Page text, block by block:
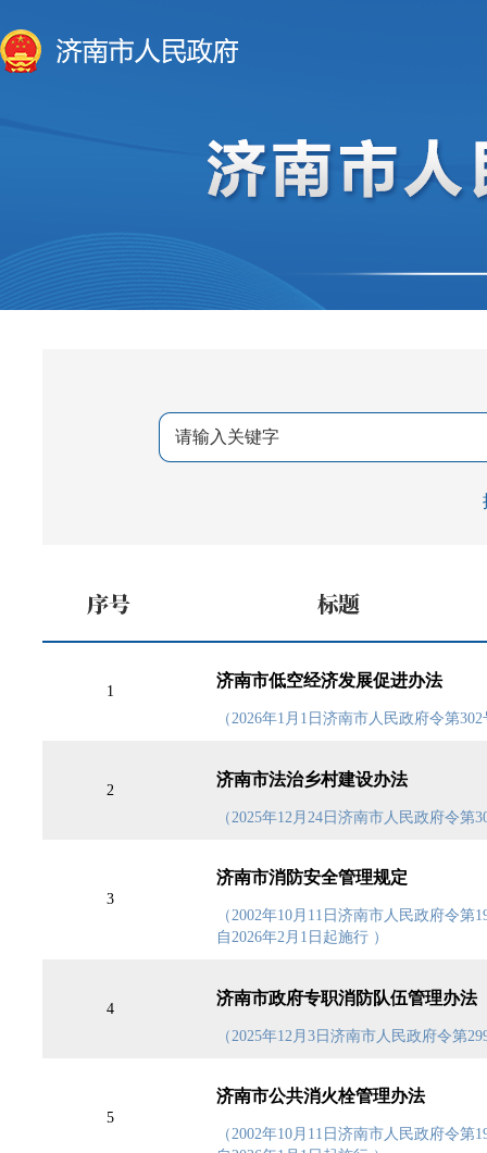
1
济南市低空经济发展促进办法
（2026年1月1日济南市人民政府令第
2
济南市法治乡村建设办法
（2025年12月24日济南市人民政府令第
3
济南市消防安全管理规定
（2002年10月11日济南市人民政府令
自2026年2月1日起施行 ）
4
济南市政府专职消防队伍管理办法
（2025年12月3日济南市人民政府令第
5
济南市公共消火栓管理办法
（2002年10月11日济南市人民政府令